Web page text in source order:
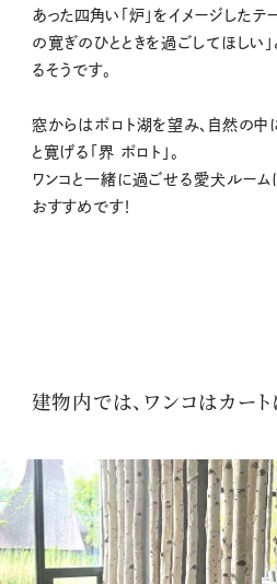
あった四角い「炉」をイメージしたテ
の寛ぎのひとときを過ごしてほしい
るそうです。
窓からはポロト湖を望み、自然の中
と寛げる「界 ポロト」。
ワンコと一緒に過ごせる愛犬ルー
おすすめです！
建物内では、ワンコはカー